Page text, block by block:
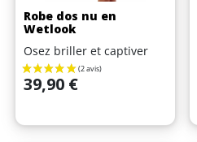
Robe dos nu en
Wetlook
Osez briller et captiver
Prix
39,90 €